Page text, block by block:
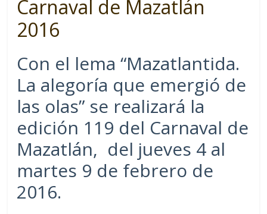
Carnaval de Mazatlán
2016
Con el lema “Mazatlantida.
La alegoría que emergió de
las olas” se realizará la
edición 119 del Carnaval de
Mazatlán, del jueves 4 al
martes 9 de febrero de
2016.